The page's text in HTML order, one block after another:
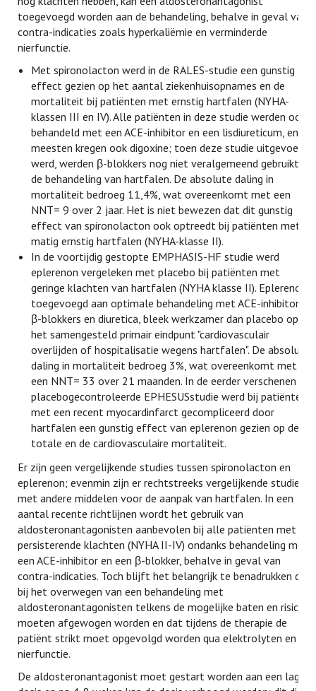
toegevoegd worden aan de behandeling, behalve in geval van
contra-indicaties zoals hyperkaliëmie en verminderde
nierfunctie.
Met spironolacton werd in de RALES-studie een gunstig
effect gezien op het aantal ziekenhuisopnames en de
mortaliteit bij patiënten met ernstig hartfalen (NYHA-
klassen III en IV). Alle patiënten in deze studie werden ook
behandeld met een ACE-inhibitor en een lisdiureticum, en de
meesten kregen ook digoxine; toen deze studie uitgevoerd
werd, werden β-blokkers nog niet veralgemeend gebruikt in
de behandeling van hartfalen. De absolute daling in
mortaliteit bedroeg 11,4%, wat overeenkomt met een
NNT= 9 over 2 jaar. Het is niet bewezen dat dit gunstig
effect van spironolacton ook optreedt bij patiënten met
matig ernstig hartfalen (NYHA-klasse II).
In de voortijdig gestopte EMPHASIS-HF studie werd
eplerenon vergeleken met placebo bij patiënten met
geringe klachten van hartfalen (NYHA klasse II). Eplerenon,
toegevoegd aan optimale behandeling met ACE-inhibitoren,
β-blokkers en diuretica, bleek werkzamer dan placebo op
het samengesteld primair eindpunt "cardiovasculair
overlijden of hospitalisatie wegens hartfalen". De absolute
daling in mortaliteit bedroeg 3%, wat overeenkomt met
een NNT= 33 over 21 maanden. In de eerder verschenen
placebogecontroleerde EPHESUSstudie werd bij patiënten
met een recent myocardinfarct gecompliceerd door
hartfalen een gunstig effect van eplerenon gezien op de
totale en de cardiovasculaire mortaliteit.
Er zijn geen vergelijkende studies tussen spironolacton en
eplerenon; evenmin zijn er rechtstreeks vergelijkende studies
met andere middelen voor de aanpak van hartfalen. In een
aantal recente richtlijnen wordt het gebruik van
aldosteronantagonisten aanbevolen bij alle patiënten met
persisterende klachten (NYHA II-IV) ondanks behandeling met
een ACE-inhibitor en een β-blokker, behalve in geval van
contra-indicaties. Toch blijft het belangrijk te benadrukken dat
bij het overwegen van een behandeling met
aldosteronantagonisten telkens de mogelijke baten en risico’s
moeten afgewogen worden en dat tijdens de therapie de
patiënt strikt moet opgevolgd worden qua elektrolyten en
nierfunctie.
De aldosteronantagonist moet gestart worden aan een lage